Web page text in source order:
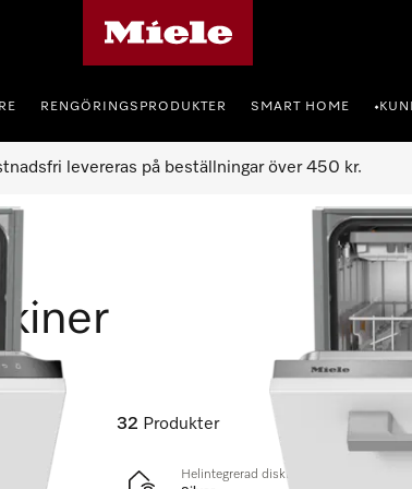
RENGÖRINGSPRODUKTER SMART HOME •
levereras på beställningar över 450 kr.
32 Produkter
Helintegrerad diskmaskin XXL